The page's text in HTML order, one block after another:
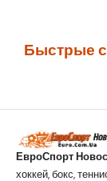
Быстрые
ЕвроСпорт
хоккей, бокс,